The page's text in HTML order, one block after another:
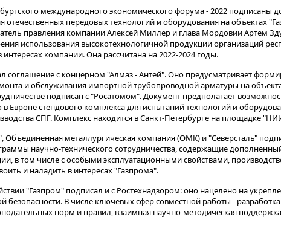
международного экономического форума - 2022 подписаны
передовых технологий и оборудования на объектах
правления компании Алексей Миллер и глава Мордовии Артем
использования высокотехнологичной продукции организаций
компании. Она рассчитана на 2022-2024 годы.
соглашение с концерном "Алмаз - Антей". Оно предусматривает
и обслуживания импортной трубопроводной арматуры на
подписан с "Росатомом". Документ предполагает
Европе стендового комплекса для испытаний технологий и
СПГ. Комплекс находится в Санкт-Петербурге на площадке
Объединенная металлургическая компания (ОМК) и "Северсталь"
научно-технического сотрудничества, содержащие
в том числе с особыми эксплуатационными свойствами,
и наладить в интересах "Газпрома".
"Газпром" подписал и с Ростехнадзором: оно нацелено на
В числе ключевых сфер совместной работы -
норм и правил, взаимная научно-методическая